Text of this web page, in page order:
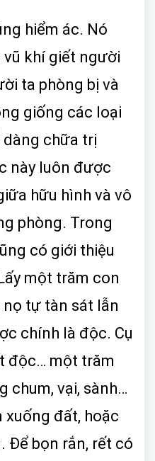
hiểm ác. Nó
khí giết người
ta phòng bị và
giống các loại
chữa trị
này luôn được
hữu hình và vô
phòng. Trong
có giới thiệu
một trăm con
tự tàn sát lẫn
chính là độc. Cụ
độc… một trăm
chum, vại, sành…
đất, hoặc
Để bọn rắn, rết có